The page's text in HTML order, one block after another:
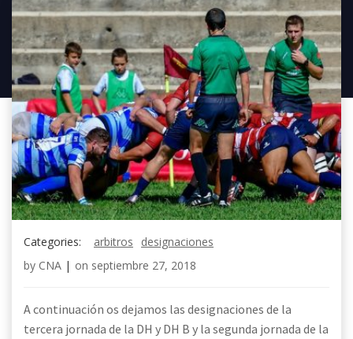
Categories: arbitros
designaciones
by CNA | on septiembre 27, 2018
A continuación os dejamos las designaciones de la
tercera jornada de la DH y DH B y la segunda jornada de la